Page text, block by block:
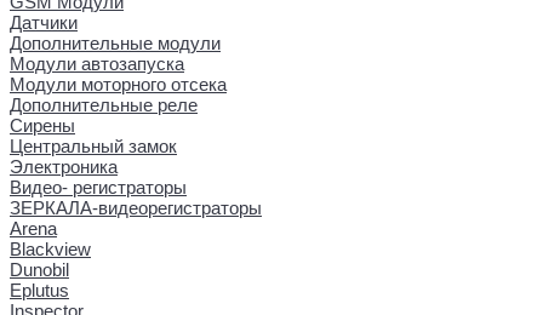
Датчики
Дополнительные модули
Модули автозапуска
Модули моторного отсека
Дополнительные реле
Сирены
Центральный замок
Электроника
Видео- регистраторы
ЗЕРКАЛА-видеорегистраторы
Arena
Blackview
Dunobil
Eplutus
Inspector